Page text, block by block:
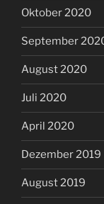
Oktober 2020
September
August 2020
Juli 2020
April 2020
Dezember 2019
August 2019